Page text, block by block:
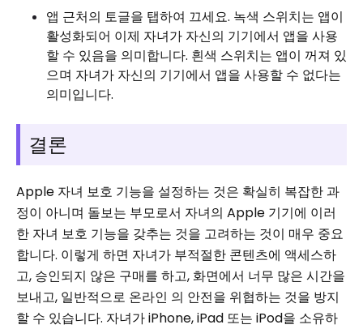
앱 근처의 토글을 탭하여 끄세요. 녹색 스위치는 앱이
활성화되어 이제 자녀가 자신의 기기에서 앱을 사용
할 수 있음을 의미합니다. 흰색 스위치는 앱이 꺼져 있
으며 자녀가 자신의 기기에서 앱을 사용할 수 없다는
의미입니다.
결론
Apple 자녀 보호 기능을 설정하는 것은 확실히 복잡한 과
정이 아니며 돌보는 부모로서 자녀의 Apple 기기에 이러
한 자녀 보호 기능을 갖추는 것을 고려하는 것이 매우 중요
합니다. 이렇게 하면 자녀가 부적절한 콘텐츠에 액세스하
고, 승인되지 않은 구매를 하고, 화면에서 너무 많은 시간을
보내고, 일반적으로 온라인 의 안전을 위협하는 것을 방지
할 수 있습니다. 자녀가 iPhone, iPad 또는 iPod을 소유하